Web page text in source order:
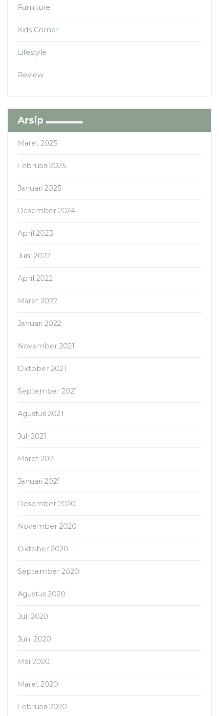
Furniture
Kids Corner
Lifestyle
Review
Arsip
Maret 2025
Februari 2025
Januari 2025
Desember 2024
April 2023
Juni 2022
April 2022
Maret 2022
Januari 2022
November 2021
Oktober 2021
September 2021
Agustus 2021
Juli 2021
Maret 2021
Januari 2021
Desember 2020
November 2020
Oktober 2020
September 2020
Agustus 2020
Juli 2020
Juni 2020
Mei 2020
Maret 2020
Februari 2020